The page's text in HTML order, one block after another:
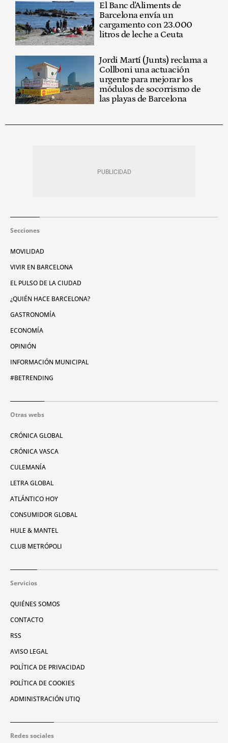
El Banc d'Aliments de
Barcelona envía un
cargamento con 23.000
litros de leche a Ceuta
Jordi Martí (Junts) reclama a
Collboni una actuación
urgente para mejorar los
módulos de socorrismo de
las playas de Barcelona
Secciones
MOVILIDAD
VIVIR EN BARCELONA
EL PULSO DE LA CIUDAD
¿QUIÉN HACE BARCELONA?
GASTRONOMÍA
ECONOMÍA
OPINIÓN
INFORMACIÓN MUNICIPAL
#BETRENDING
Otras webs
CRÓNICA GLOBAL
CRÓNICA VASCA
CULEMANÍA
LETRA GLOBAL
ATLÁNTICO HOY
CONSUMIDOR GLOBAL
HULE & MANTEL
CLUB METRÓPOLI
Servicios
QUIÉNES SOMOS
CONTACTO
RSS
AVISO LEGAL
POLÍTICA DE PRIVACIDAD
POLÍTICA DE COOKIES
ADMINISTRACIÓN UTIQ
Redes sociales